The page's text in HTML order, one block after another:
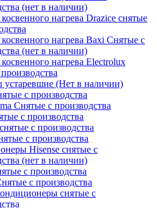
(нет в наличии)
нагрева Drazice снятые
нагрева Baxi Снятые с
(нет в наличии)
нагрева Electrolux
(Нет в наличии)
с производства
Снятые с производства
с производства
с производства
с производства
Hisense снятые с
(нет в наличии)
с производства
с производства
снятые с